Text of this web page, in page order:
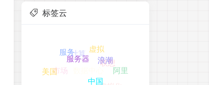
标签云
服务
美国
浪潮
虚拟
计算
市场
阿里
联想
数据中心
虚拟化